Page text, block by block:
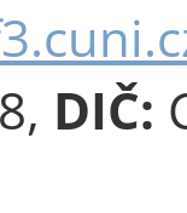
DIČ: